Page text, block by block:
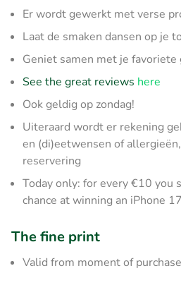
Er wordt gewerkt met verse
Laat de smaken dansen op je
Geniet samen met je favoriete
See the great reviews here
Ook geldig op zondag!
Uiteraard wordt er rekening
en (di)eetwensen of
reservering
Today only: for every €10 you
chance at winning an iPhone
The fine print
Valid from moment of